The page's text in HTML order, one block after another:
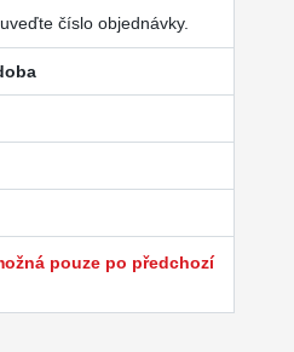
číslo objednávky.
pouze po předchozí